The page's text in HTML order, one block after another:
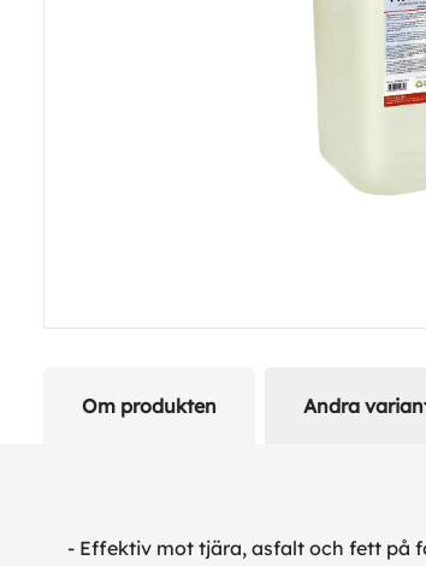
Om produkten Andra
- Effektiv mot tjära, asfalt och fett på